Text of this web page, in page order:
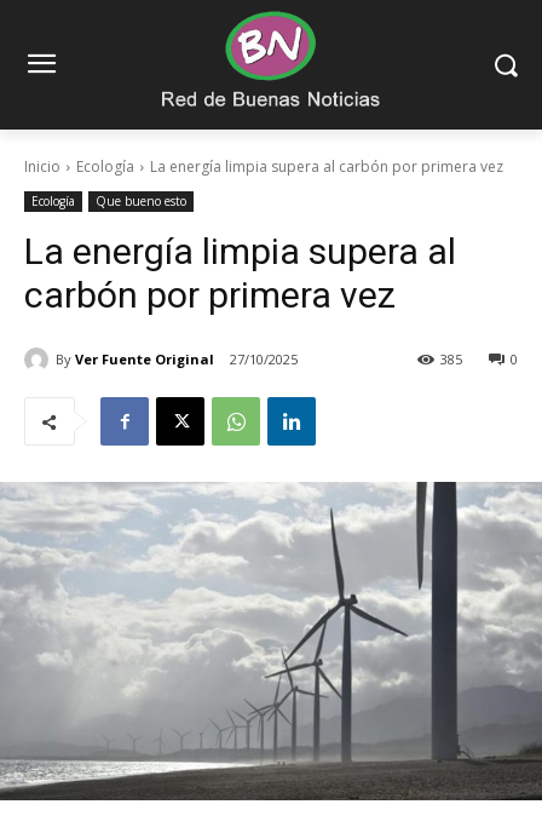
Inicio Ecología La energía limpia supera al carbón por primera vez
Ecología Que bueno esto
La energía limpia supera al
carbón por primera vez
By Ver Fuente Original 27/10/2025 0
385